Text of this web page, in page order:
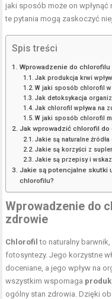
jaki sposób może on
te pytania mogą zaskoczyć
Spis treści
Wprowadzenie do chlorofilu
Jak produkcja krwi
W jaki sposób chlorofil
Jak detoksykacja
Jak chlorofil wpływa na
W jaki sposób chlorofil
Jak wprowadzić chlorofil do
Jakie są naturalne
Jakie są korzyści z
Jakie są przepisy i
Jakie są potencjalne skutki
chlorofilu?
Wprowadzenie do
zdrowie
Chlorofil to naturalny
fotosyntezy. Jego korzystne
doceniane, a jego wpływ na
wszystkim wspomaga
ogólny stan zdrowia. Dzięki